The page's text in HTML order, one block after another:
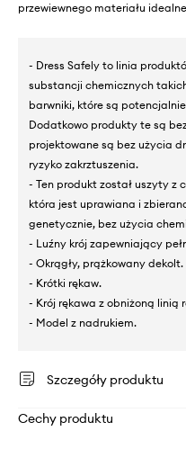
przewiewnego materiału
- Dress Safely to linia
substancji chemicznych
barwniki, które są
Dodatkowo produkty te są
projektowane są bez użycia
ryzyko zakrztuszenia.
- Ten produkt został uszyty z
która jest uprawiana i
genetycznie, bez użycia
- Luźny krój zapewniający
- Okrągły, prążkowany dekolt.
- Krótki rękaw.
- Krój rękawa z obniżoną linią
- Model z nadrukiem.
Szczegóły produktu
Cechy produktu